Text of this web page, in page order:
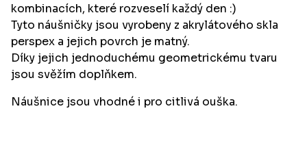
kombinacích, které rozveselí každý den :)
Tyto náušničky jsou vyrobeny z akrylátového skla
perspex a jejich povrch je matný.
Díky jejich jednoduchému geometrickému tvaru
jsou svěžím doplňkem.
Náušnice jsou vhodné i pro citlivá ouška.